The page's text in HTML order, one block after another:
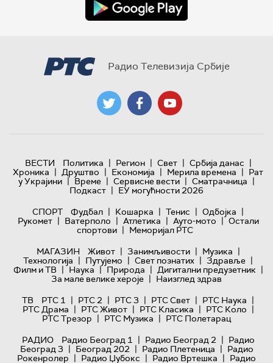
Радио Телевизија Србије
ВЕСТИ Политика | Регион | Свет | Србија данас |
Хроника | Друштво | Економија | Мерила времена | Рат
у Украјини | Време | Сервисне вести | Сматрачница |
Подкаст | ЕУ могућности 2026
СПОРТ
Фудбал | Кошарка | Тенис | Одбојка |
Рукомет | Ватерполо | Атлетика | Ауто-мото | Остали
спортови | Меморијал РТС
МАГАЗИН
Живот | Занимљивости | Музика |
Технологијa | Путујемо | Свет познатих | Здравље |
Филм и ТВ | Наука | Природа | Дигитални предузетник |
За мале велике хероје | Наизглед здрав
ТВ
РТС 1 | РТС 2 | РТС 3 | РТС Свет | РТС Наука |
РТС Драма | РТС Живот | РТС Класика | РТС Коло |
РТС Трезор | РТС Музика | РТС Полетарац
РАДИО
Радио Београд 1 | Радио Београд 2 | Радио
Београд 3 | Београд 202 | Радио Плетеница | Радио
Рокенролер | Радио Џубокс | Радио Вртешка | Радио